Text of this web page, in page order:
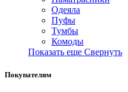
Одеяла
Пуфы
Тумбы
Комоды
Показать еще Свернуть
Покупателям